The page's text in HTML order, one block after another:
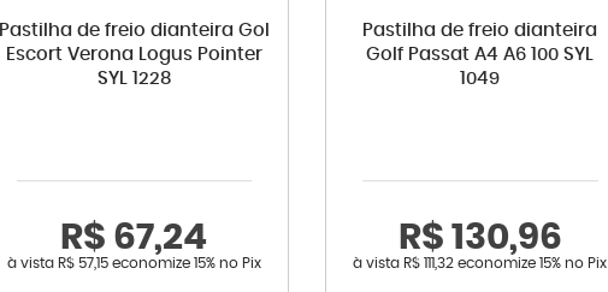
Pastilha de freio dianteira Gol
Escort Verona Logus Pointer
SYL 1228
R$ 67,24
à vista R$ 57,15economize 15% no Pix
Pastilha de freio dianteira
Golf Passat A4 A6 100 SYL
1049
R$ 130,96
à vista R$ 111,32 economize 15% no Pix